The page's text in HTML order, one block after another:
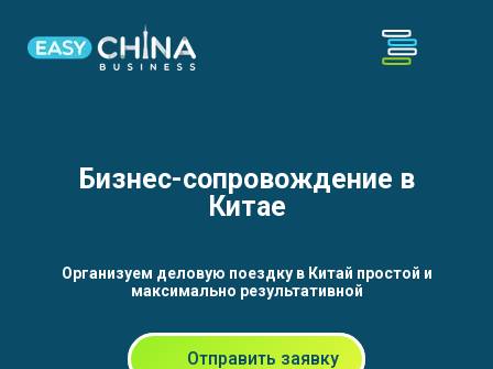
Бизнес-сопровождение в
Китае
Организуем деловую поездку в Китай простой и
максимально результативной
Отправить заявку